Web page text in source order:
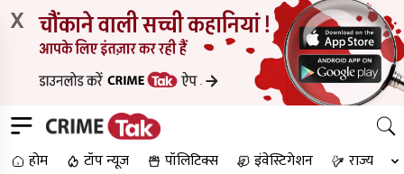
X
होम टॉप न्यूज पॉलिटिक्स इंवेस्टिगेशन राज्य